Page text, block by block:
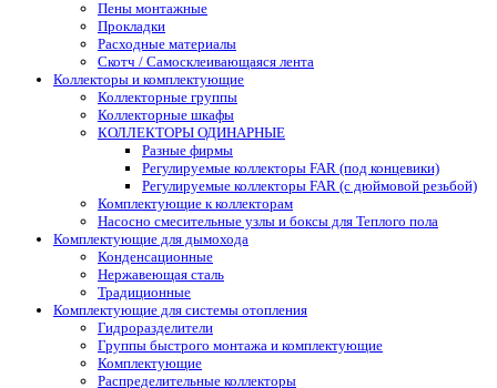
Пены монтажные
Прокладки
Расходные материалы
Скотч / Самосклеивающаяся лента
Коллекторы и комплектующие
Коллекторные группы
Коллекторные шкафы
КОЛЛЕКТОРЫ ОДИНАРНЫЕ
Разные фирмы
Регулируемые коллекторы FAR (под концевики)
Регулируемые коллекторы FAR (с дюймовой резьбой)
Комплектующие к коллекторам
Насосно смесительные узлы и боксы для Теплого пола
Комплектующие для дымохода
Конденсационные
Нержавеющая сталь
Традиционные
Комплектующие для системы отопления
Гидроразделители
Группы быстрого монтажа и комплектующие
Комплектующие
Распределительные коллекторы